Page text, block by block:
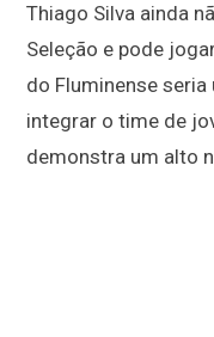
Thiago Silva ainda
Seleção e pode
do Fluminense
integrar o time de
demonstra um alto